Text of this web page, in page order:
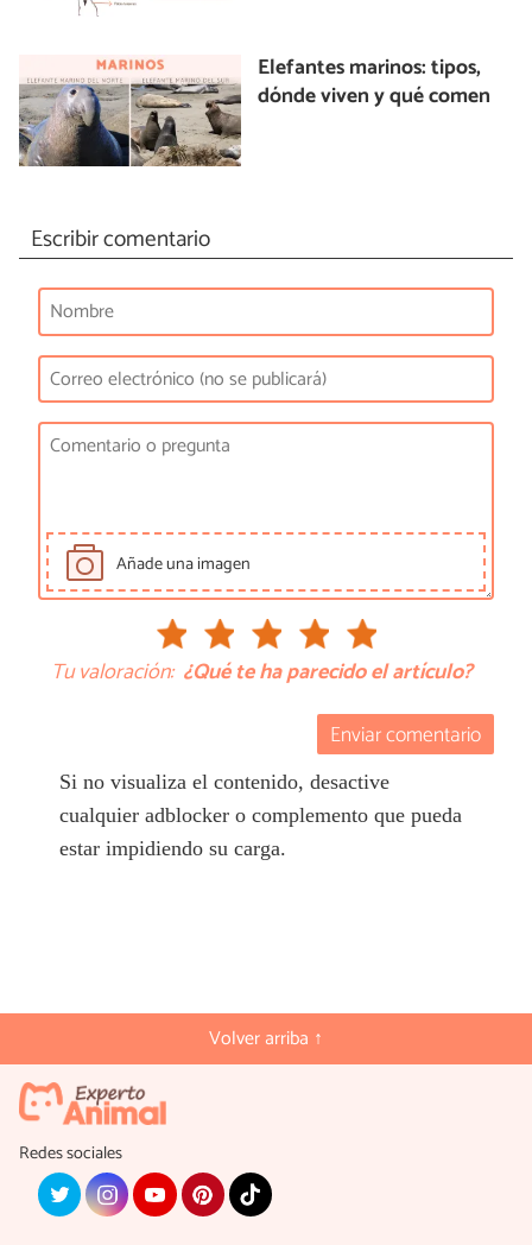
Elefantes marinos: tipos,
dónde viven y qué comen
Escribir comentario
Añade una imagen
Tu valoración: ¿Qué te ha parecido el artículo?
Enviar comentario
Si no visualiza el contenido, desactive
cualquier adblocker o complemento que pueda
estar impidiendo su carga.
Volver arriba ↑
Redes sociales